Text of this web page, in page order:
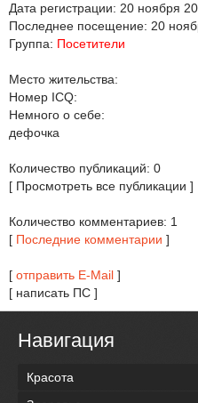
Дата регистрации: 20 ноября
Последнее посещение: 20
Группа: Посетители
Место жительства:
Номер ICQ:
Немного о себе:
дефочка
Количество публикаций: 0
[ Просмотреть все публикации ]
Количество комментариев: 1
[ Последние комментарии ]
[ отправить E-Mail ]
[ написать ПС ]
Навигация
Красота